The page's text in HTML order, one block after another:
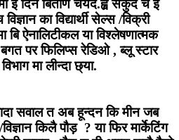
इ दिन बिताण चयेंद.ह्व़े सकुद च इ
का विद्यार्थी सेल्स /विक्री
बि ऐनालिटीकल या विश्लेषणात्मक
पर फिलिप्स रेडिओ , ब्लू स्टार
मा लीन्दा छ्या.
त अब हून्दन कि मीन जब
किलै पौड़ ? या फिर मार्केटिंग